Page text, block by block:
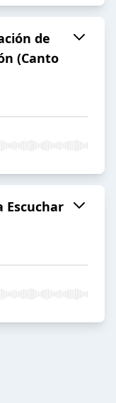
de
(Canto
Escuchar